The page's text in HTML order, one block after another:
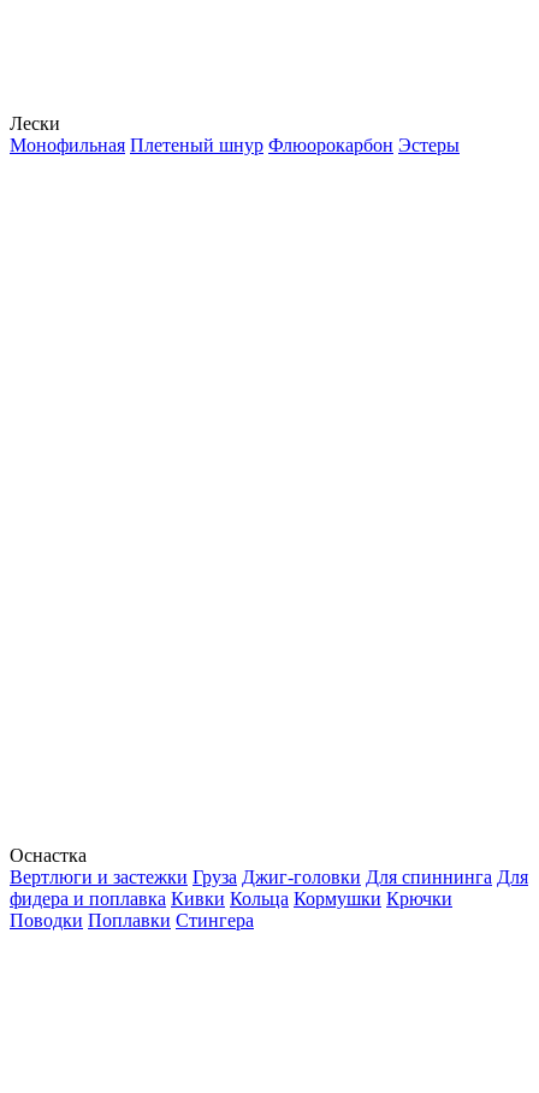
Лески
Монофильная Плетеный шнур Флюорокарбон Эстеры
Оснастка
Вертлюги и застежки Груза Джиг-головки Для спиннинга Для
фидера и поплавка Кивки Кольца Кормушки Крючки
Поводки Поплавки Стингера